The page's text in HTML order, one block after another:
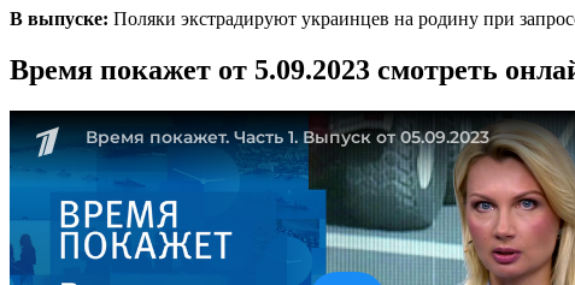
В выпуске: Поляки экстрадируют украинцев на родину при
Время покажет от 5.09.2023 смотреть